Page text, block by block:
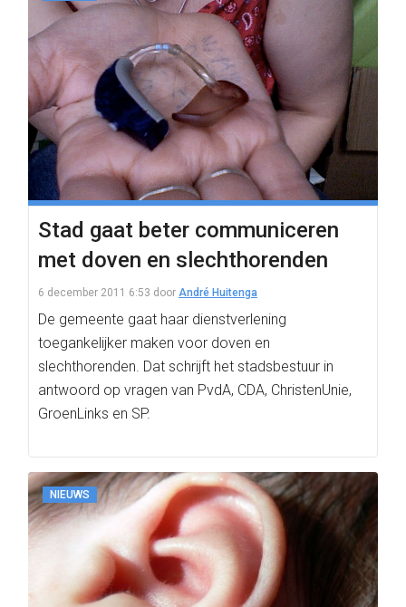
Stad gaat beter communiceren
met doven en slechthorenden
6 december 2011 6:53 door André Huitenga
De gemeente gaat haar dienstverlening
toegankelijker maken voor doven en
slechthorenden. Dat schrijft het stadsbestuur in
antwoord op vragen van PvdA, CDA, ChristenUnie,
GroenLinks en SP.
NIEUWS